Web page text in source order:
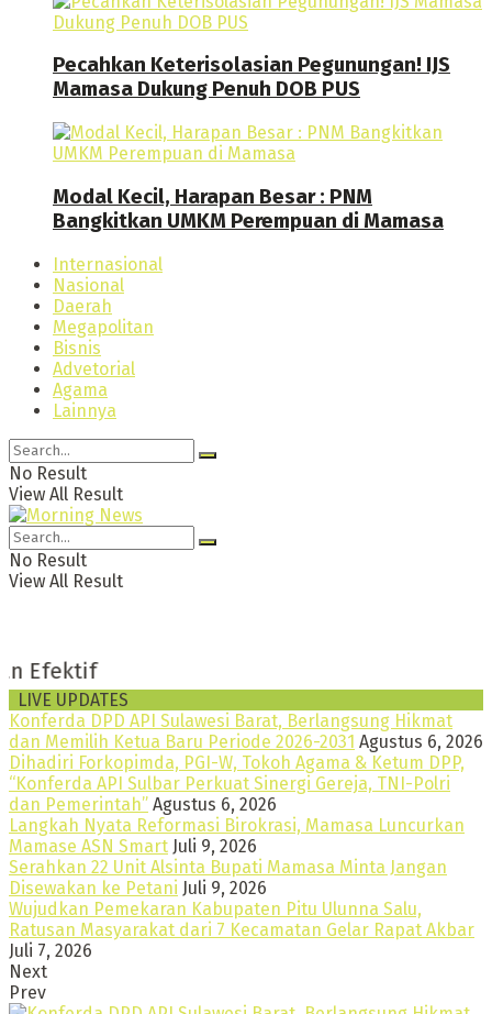
Pecahkan Keterisolasian Pegunungan! IJS
Mamasa Dukung Penuh DOB PUS
Modal Kecil, Harapan Besar : PNM
Bangkitkan UMKM Perempuan di Mamasa
Internasional
Nasional
Daerah
Megapolitan
Bisnis
Advetorial
Agama
Lainnya
No Result
View All Result
No Result
View All Result
LIVE UPDATES
Konferda DPD API Sulawesi Barat, Berlangsung Hikmat
dan Memilih Ketua Baru Periode 2026-2031 Agustus 6, 2026
Dihadiri Forkopimda, PGI-W, Tokoh Agama & Ketum DPP,
“Konferda API Sulbar Perkuat Sinergi Gereja, TNI-Polri
dan Pemerintah” Agustus 6, 2026
Langkah Nyata Reformasi Birokrasi, Mamasa Luncurkan
Mamase ASN Smart Juli 9, 2026
Serahkan 22 Unit Alsinta Bupati Mamasa Minta Jangan
Disewakan ke Petani Juli 9, 2026
Wujudkan Pemekaran Kabupaten Pitu Ulunna Salu,
Ratusan Masyarakat dari 7 Kecamatan Gelar Rapat Akbar
Juli 7, 2026
Next
Prev